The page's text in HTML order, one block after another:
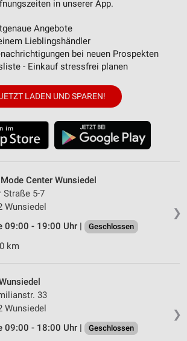
in unserer App.
Angebote
Lieblingshändler
bei neuen Prospekten
- Einkauf stressfrei planen
LADEN UND SPAREN!
❯
Center Wunsiedel
Straße 5-7
Wunsiedel
09:00 - 19:00 Uhr |
Geschlossen
km
❯
33
Wunsiedel
09:00 - 18:00 Uhr |
Geschlossen